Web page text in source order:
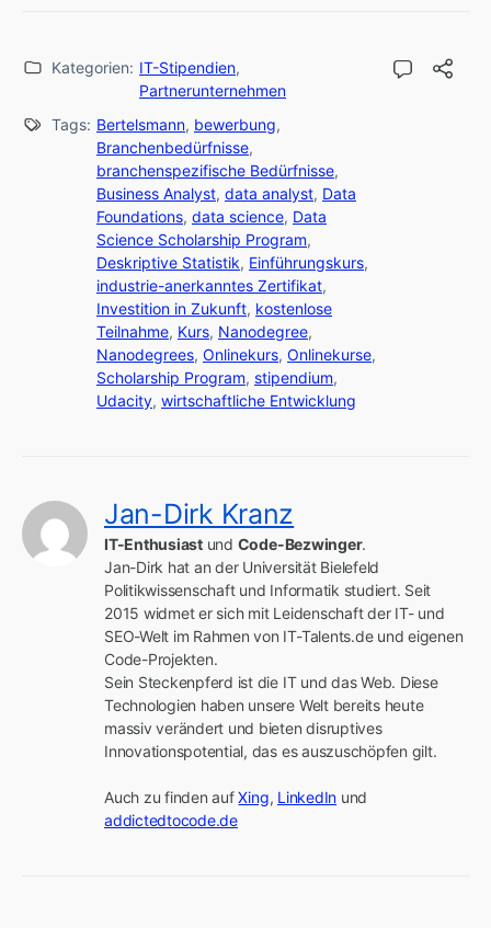
Kategorien: IT-Stipendien,
Partnerunternehmen
Tags: Bertelsmann, bewerbung,
Branchenbedürfnisse,
branchenspezifische Bedürfnisse,
Business Analyst, data analyst, Data
Foundations, data science, Data
Science Scholarship Program,
Deskriptive Statistik, Einführungskurs,
industrie-anerkanntes Zertifikat,
Investition in Zukunft, kostenlose
Teilnahme, Kurs, Nanodegree,
Nanodegrees, Onlinekurs, Onlinekurse,
Scholarship Program, stipendium,
Udacity, wirtschaftliche Entwicklung
Jan-Dirk Kranz
IT-Enthusiast und Code-Bezwinger.
Jan-Dirk hat an der Universität Bielefeld
Politikwissenschaft und Informatik studiert. Seit
2015 widmet er sich mit Leidenschaft der IT- und
SEO-Welt im Rahmen von IT-Talents.de und eigenen
Code-Projekten.
Sein Steckenpferd ist die IT und das Web. Diese
Technologien haben unsere Welt bereits heute
massiv verändert und bieten disruptives
Innovationspotential, das es auszuschöpfen gilt.
Auch zu finden auf Xing, LinkedIn
addictedtocode.de